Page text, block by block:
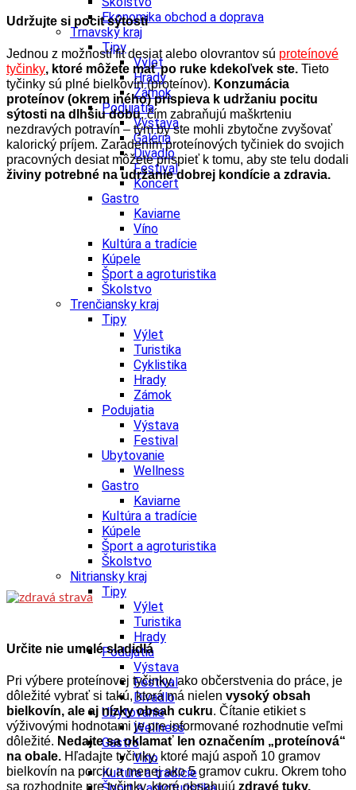
Ekonomika obchod a doprava
Trnavský kraj
Tipy
Výlet
Hrady
Zámok
Podujatia
Výstava
Galéria
Divadlo
Festival
Koncert
Gastro
Kaviarne
Víno
Kultúra a tradície
Kúpele
Šport a agroturistika
Školstvo
Trenčiansky kraj
Tipy
Výlet
Turistika
Cyklistika
Hrady
Zámok
Podujatia
Výstava
Festival
Ubytovanie
Wellness
Gastro
Kaviarne
Kultúra a tradície
Kúpele
Šport a agroturistika
Školstvo
Nitriansky kraj
Tipy
Výlet
Turistika
Hrady
Podujatia
Výstava
Festival
Divadlo
Ubytovanie
Wellness
Gastro
Víno
Kultúra a tradície
Udržujte si pocit sýtosti
Jednou z možností fit desiat alebo olovrantov sú proteínové
tyčinky, ktoré môžete mať po ruke kdekoľvek ste. Tieto
tyčinky sú plné bielkovín (proteínov). Konzumácia
proteínov (okrem iného) prispieva k udržaniu pocitu
sýtosti na dlhšiu dobu, čím zabraňujú maškrteniu
nezdravých potravín – tým by ste mohli zbytočne zvyšovať
kalorický príjem. Zaradením proteínových tyčiniek do svojich
pracovných desiat môžete prispieť k tomu, aby ste telu dodali
živiny potrebné na udržanie dobrej kondície a zdravia.
Určite nie umelé sladidlá
Pri výbere proteínovej tyčinky, ako občerstvenia do práce, je
dôležité vybrať si takú, ktorá má nielen vysoký obsah
bielkovín, ale aj nízky obsah cukru. Čítanie etikiet s
výživovými hodnotami je pre informované rozhodnutie veľmi
dôležité. Nedajte sa oklamať len označením „proteínová“
na obale. Hľadajte tyčinky, ktoré majú aspoň 10 gramov
bielkovín na porciu a menej ako 5 gramov cukru. Okrem toho
sa rozhodnite pre tyčinky, ktoré obsahujú zdravé tuky,